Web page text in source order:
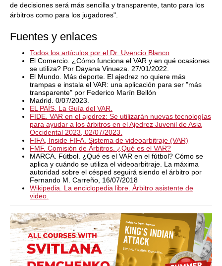
de decisiones será más sencilla y transparente, tanto para los
árbitros como para los jugadores".
Fuentes y enlaces
Todos los artículos por el Dr. Uvencio Blanco
El Comercio. ¿Cómo funciona el VAR y en qué ocasiones
se utiliza? Por Dayana Vinueza. 27/01/2022.
El Mundo. Más deporte. El ajedrez no quiere más
trampas e instala el VAR: una aplicación para ser "más
transparente" por Federico Marín Bellón
Madrid. 0/07/2023.
EL PAÍS. La Guía del VAR.
FIDE. VAR en el ajedrez: Se utilizarán nuevas tecnologías
para ayudar a los árbitros en el Ajedrez Juvenil de Asia
Occidental 2023, 02/07/2023.
FIFA, Inside FIFA. Sistema de videoarbitraje (VAR)
FMF. Comisión de Árbitros. ¿Qué es el VAR?
MARCA. Fútbol. ¿Qué es el VAR en el fútbol? Cómo se
aplica y cuándo se utiliza el videoarbitraje. La máxima
autoridad sobre el césped seguirá siendo el árbitro por
Fernando M. Carreño, 16/07/2018
Wikipedia. La enciclopedia libre. Árbitro asistente de
video.